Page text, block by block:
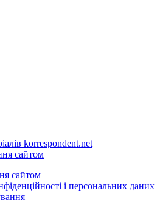
korrespondent.net
сайтом
сайтом
і персональних даних